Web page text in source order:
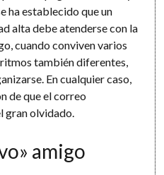
ha establecido que un
alta debe atenderse con la
cuando conviven varios
también diferentes,
En cualquier caso,
de que el correo
gran olvidado.
amigo